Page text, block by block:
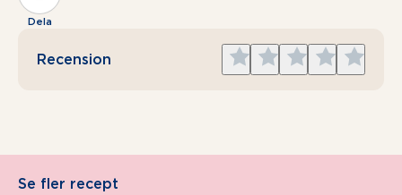
Dela
Recension
Give
5
Give
4
Give
3
Give
2
Give
1
Se fler recept